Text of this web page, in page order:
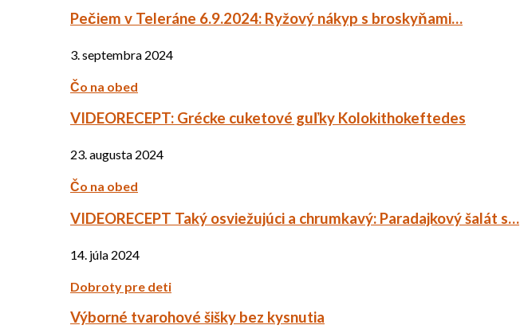
Pečiem v Teleráne 6.9.2024: Ryžový nákyp s broskyňami…
3. septembra 2024
Čo na obed
VIDEORECEPT: Grécke cuketové guľky Kolokithokeftedes
23. augusta 2024
Čo na obed
VIDEORECEPT Taký osviežujúci a chrumkavý: Paradajkový šalát s…
14. júla 2024
Dobroty pre deti
Výborné tvarohové šišky bez kysnutia